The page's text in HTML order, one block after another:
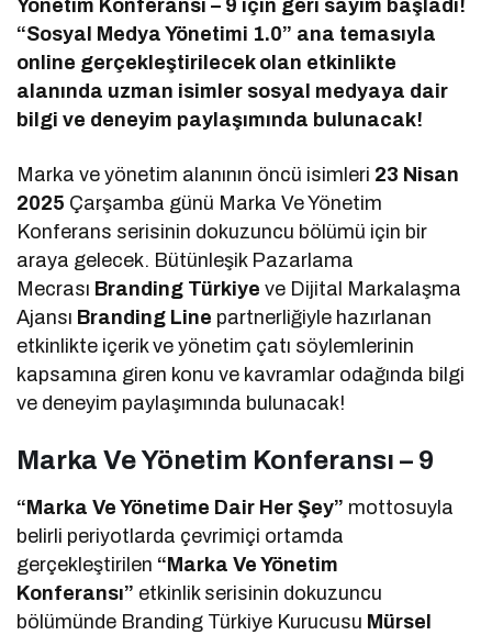
Yönetim Konferansı – 9 için geri sayım başladı!
“Sosyal Medya Yönetimi 1.0” ana temasıyla
online gerçekleştirilecek olan etkinlikte
alanında uzman isimler sosyal medyaya dair
bilgi ve deneyim paylaşımında bulunacak!
Marka ve yönetim alanının öncü isimleri 23 Nisan
2025 Çarşamba günü Marka Ve Yönetim
Konferans serisinin dokuzuncu bölümü için bir
araya gelecek. Bütünleşik Pazarlama
Mecrası Branding Türkiye ve Dijital Markalaşma
Ajansı Branding Line partnerliğiyle hazırlanan
etkinlikte içerik ve yönetim çatı söylemlerinin
kapsamına giren konu ve kavramlar odağında bilgi
ve deneyim paylaşımında bulunacak!
Marka Ve Yönetim Konferansı – 9
“Marka Ve Yönetime Dair Her Şey” mottosuyla
belirli periyotlarda çevrimiçi ortamda
gerçekleştirilen “Marka Ve Yönetim
Konferansı” etkinlik serisinin dokuzuncu
bölümünde Branding Türkiye Kurucusu Mürsel